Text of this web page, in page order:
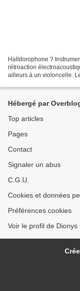
Halldorophone ?
rétroaction
ailleurs à un violoncelle.
Hébergé par
Top articles
Pages
Contact
Signaler un abus
C.G.U.
Cookies et données
Préférences cookies
Voir le profil de